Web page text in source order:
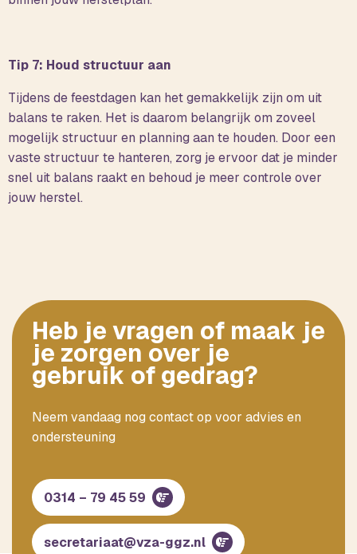
Tip 7: Houd structuur aan
Tijdens de feestdagen kan het gemakkelijk zijn om uit
balans te raken. Het is daarom belangrijk om zoveel
mogelijk structuur en planning aan te houden. Door een
vaste structuur te hanteren, zorg je ervoor dat je minder
snel uit balans raakt en behoud je meer controle over
jouw herstel.
Heb je vragen of maak je
je zorgen over je
gebruik of gedrag?
Neem vandaag nog contact op voor advies en
ondersteuning
0314 – 79 45 59
secretariaat@vza-ggz.nl